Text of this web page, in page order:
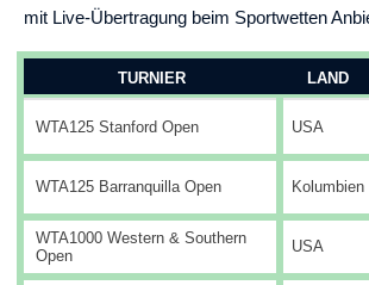
mit Live-Übertragung beim Sportwetten
TURNIER LAND
WTA125 Stanford Open USA
WTA125 Barranquilla Open Kolumbien
WTA1000 Western & Southern
Open
USA